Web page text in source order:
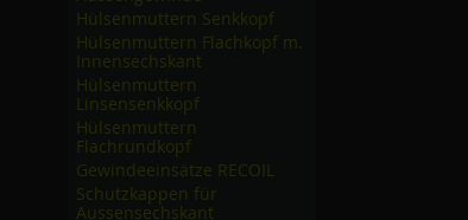
Hülsenmuttern Senkkopf
Hülsenmuttern Flachkopf m.
Innensechskant
Hülsenmuttern
Linsensenkkopf
Hülsenmuttern
Flachrundkopf
Gewindeeinsätze RECOIL
Schutzkappen für
Aussensechskant